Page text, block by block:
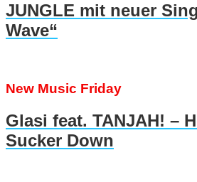
JUNGLE mit neuer
Wave“
New Music Friday
Glasi feat. TANJAH! –
Sucker Down